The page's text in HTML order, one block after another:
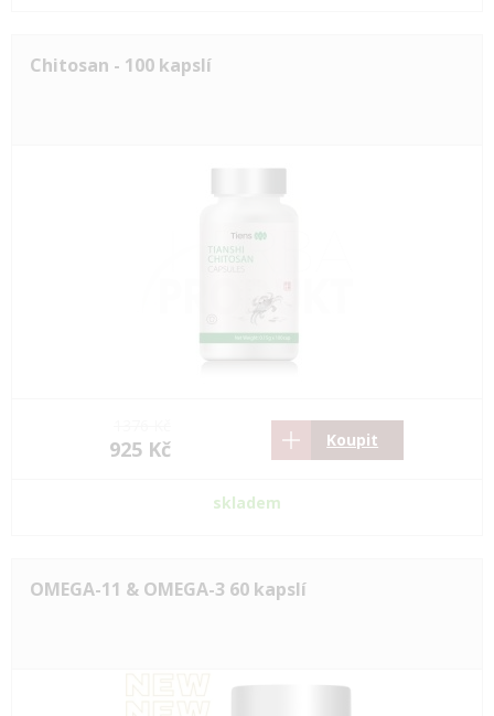
Chitosan - 100 kapslí
925 Kč Koupit
skladem
OMEGA-11 & OMEGA-3 60 kapslí